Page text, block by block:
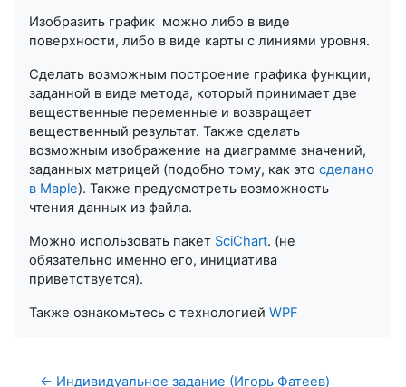
Изобразить график можно либо в виде
поверхности, либо в виде карты с линиями уровня.
Сделать возможным построение графика функции,
заданной в виде метода, который принимает две
вещественные переменные и возвращает
вещественный результат. Также сделать
возможным изображение на диаграмме значений,
заданных матрицей (подобно тому, как это сделано
в Maple). Также предусмотреть возможность
чтения данных из файла.
Можно использовать пакет SciChart. (не
обязательно именно его, инициатива
приветствуется).
Также ознакомьтесь с технологией WPF
← Индивидуальное задание (Игорь Фатеев)